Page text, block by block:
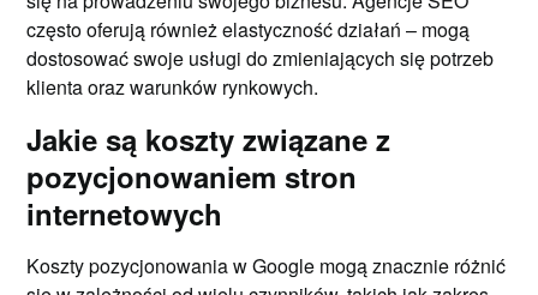
często oferują również elastyczność działań – mogą
dostosować swoje usługi do zmieniających się potrzeb
klienta oraz warunków rynkowych.
Jakie są koszty związane z
pozycjonowaniem stron
internetowych
Koszty pozycjonowania w Google mogą znacznie różnić